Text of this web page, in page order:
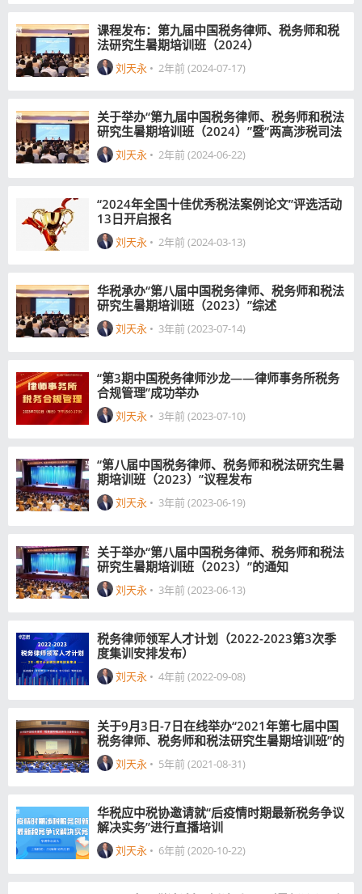
课程发布：第九届中国税务律师、税务师和税
法研究生暑期培训班（2024）
刘天永 • 2年前 (2024-07-17)
关于举办“第九届中国税务律师、税务师和税法
研究生暑期培训班（2024）”暨“两高涉税司法
解释专题研修班”的通知
刘天永 • 2年前 (2024-06-22)
“2024年全国十佳优秀税法案例论文”评选活动
13日开启报名
刘天永 • 2年前 (2024-03-13)
华税承办“第八届中国税务律师、税务师和税法
研究生暑期培训班（2023）”综述
刘天永 • 3年前 (2023-07-14)
“第3期中国税务律师沙龙——律师事务所税务
合规管理”成功举办
刘天永 • 3年前 (2023-07-10)
“第八届中国税务律师、税务师和税法研究生暑
期培训班（2023）”议程发布
刘天永 • 3年前 (2023-06-19)
关于举办“第八届中国税务律师、税务师和税法
研究生暑期培训班（2023）”的通知
刘天永 • 3年前 (2023-06-13)
税务律师领军人才计划（2022-2023第3次季
度集训安排发布）
刘天永 • 4年前 (2022-09-08)
关于9月3日-7日在线举办“2021年第七届中国
税务律师、税务师和税法研究生暑期培训班”的
通知
刘天永 • 5年前 (2021-08-31)
华税应中税协邀请就“后疫情时期最新税务争议
解决实务”进行直播培训
刘天永 • 6年前 (2020-10-22)